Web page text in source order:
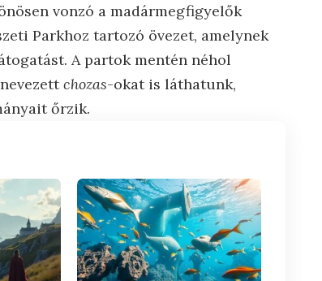
vonzó a madármegfigyelők
Parkhoz tartozó övezet, amelynek
A partok mentén néhol
chozas-okat is láthatunk,
őrzik.